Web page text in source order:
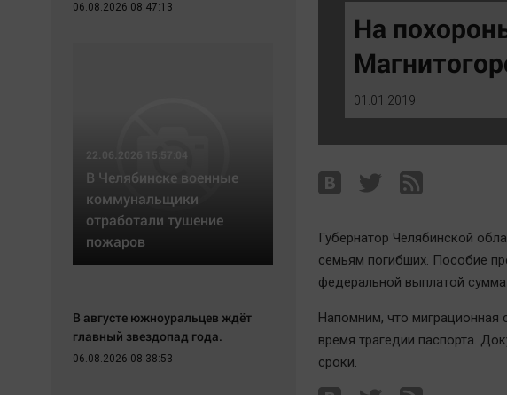
Экономика
Медиаграмотность
Другие
English
Online-
На
01.01.2019
Губернатор Челябинской
семьям погибших. Пособие
федеральной выплатой
Напомним, что
время трагедии паспорта.
сроки.
06.08.2026 08:47:13
22.06.2026 15:57:04
В Челябинске военные
коммунальщики
отработали тушение
пожаров
В августе южноуральцев ждёт
главный звездопад года.
06.08.2026 08:38:53